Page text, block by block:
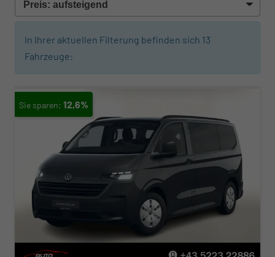
In Ihrer aktuellen Filterung befinden sich 13
Fahrzeuge:
12,6%